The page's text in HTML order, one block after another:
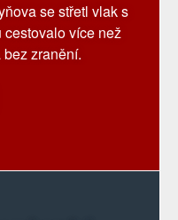
se střetl vlak s
cestovalo více než
zranění.